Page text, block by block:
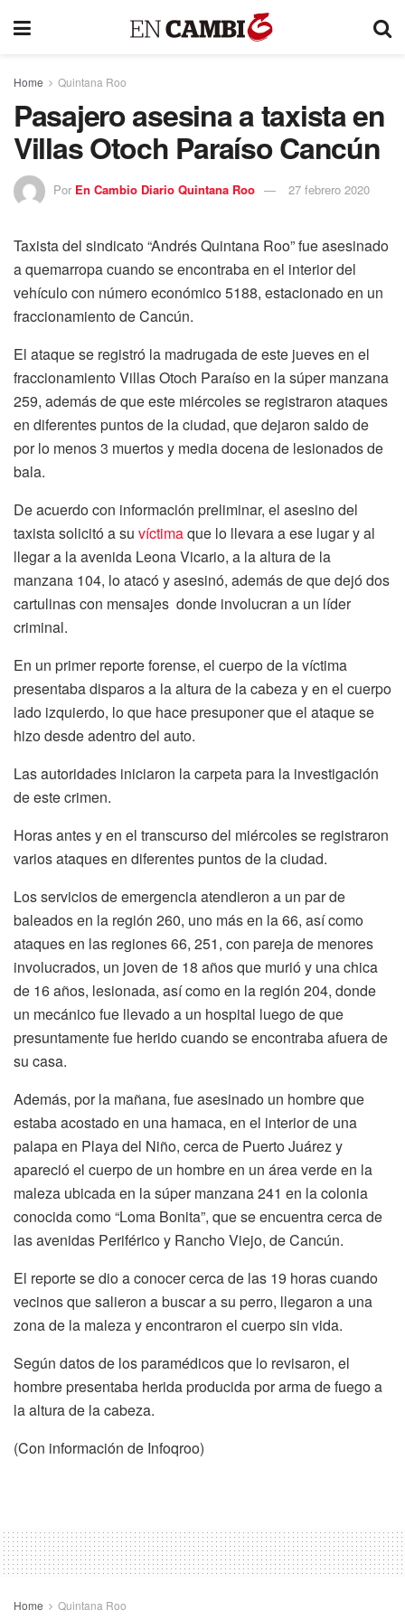
Home Quintana Roo
Pasajero asesina a taxista en
Villas Otoch Paraíso Cancún
Por En Cambio Diario Quintana Roo 27 febrero 2020
Taxista del sindicato “Andrés Quintana Roo” fue asesinado
a quemarropa cuando se encontraba en el interior del
vehículo con número económico 5188, estacionado en un
fraccionamiento de Cancún.
El ataque se registró la madrugada de este jueves en el
fraccionamiento Villas Otoch Paraíso en la súper manzana
259, además de que este miércoles se registraron ataques
en diferentes puntos de la ciudad, que dejaron saldo de
por lo menos 3 muertos y media docena de lesionados de
bala.
De acuerdo con información preliminar, el asesino del
taxista solicitó a su víctimaque lo llevara a ese lugar y al
llegar a la avenida Leona Vicario, a la altura de la
manzana 104, lo atacó y asesinó, además de que dejó dos
cartulinas con mensajes donde involucran a un líder
criminal.
En un primer reporte forense, el cuerpo de la víctima
presentaba disparos a la altura de la cabeza y en el cuerpo
lado izquierdo, lo que hace presuponer que el ataque se
hizo desde adentro del auto.
Las autoridades iniciaron la carpeta para la investigación
de este crimen.
Horas antes y en el transcurso del miércoles se registraron
varios ataques en diferentes puntos de la ciudad.
Los servicios de emergencia atendieron a un par de
baleados en la región 260, uno más en la 66, así como
ataques en las regiones 66, 251, con pareja de menores
involucrados, un joven de 18 años que murió y una chica
de 16 años, lesionada, así como en la región 204, donde
un mecánico fue llevado a un hospital luego de que
presuntamente fue herido cuando se encontraba afuera de
su casa.
Además, por la mañana, fue asesinado un hombre que
estaba acostado en una hamaca, en el interior de una
palapa en Playa del Niño, cerca de Puerto Juárez y
apareció el cuerpo de un hombre en un área verde en la
maleza ubicada en la súper manzana 241 en la colonia
conocida como “Loma Bonita”, que se encuentra cerca de
las avenidas Periférico y Rancho Viejo, de Cancún.
El reporte se dio a conocer cerca de las 19 horas cuando
vecinos que salieron a buscar a su perro, llegaron a una
zona de la maleza y encontraron el cuerpo sin vida.
Según datos de los paramédicos que lo revisaron, el
hombre presentaba herida producida por arma de fuego a
la altura de la cabeza.
(Con información de Infoqroo)
Home Quintana Roo